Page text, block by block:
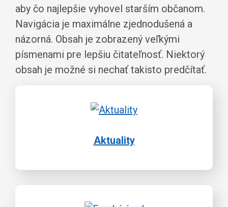
aby čo najlepšie vyhovel starším občanom.
Navigácia je maximálne zjednodušená a
názorná. Obsah je zobrazený veľkými
písmenami pre lepšiu čitateľnosť. Niektorý
obsah je možné si nechať takisto predčítať.
Aktuality